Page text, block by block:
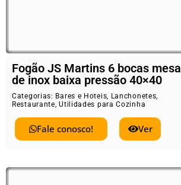
Fogão JS Martins 6 bocas mesa
de inox baixa pressão 40×40
Categorias: Bares e Hoteis, Lanchonetes,
Restaurante,Utilidades para Cozinha
Fale conosco! Ver